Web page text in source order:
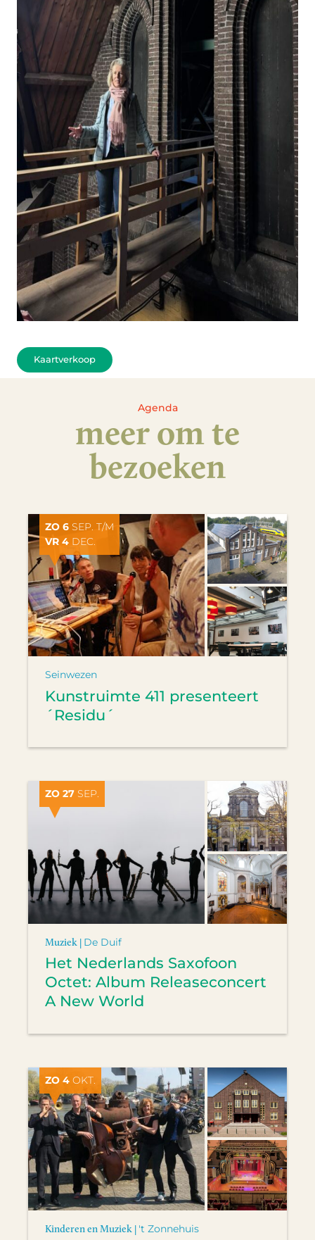
Kaartverkoop
Agenda
meer om te
bezoeken
ZO 6 SEP. T/M
VR 4 DEC.
Seinwezen
Kunstruimte 411 presenteert
´Residu´
ZO 27 SEP.
Muziek | De Duif
Het Nederlands Saxofoon
Octet: Album Releaseconcert
A New World
ZO 4 OKT.
Kinderen en Muziek | 't Zonnehuis